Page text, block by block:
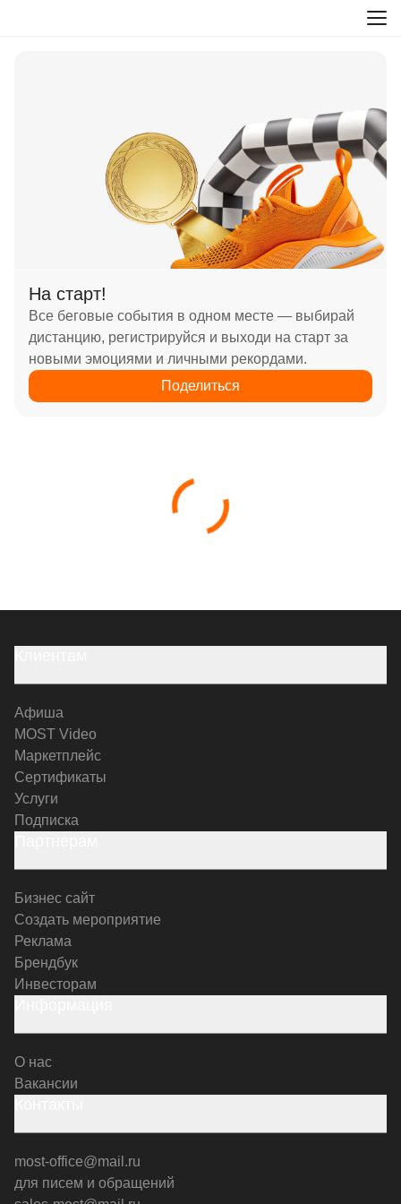
На старт!
Все беговые события в одном месте — выбирай
дистанцию, регистрируйся и выходи на старт за
новыми эмоциями и личными рекордами.
Поделиться
Афиша
MOST Video
Маркетплейс
Сертификаты
Услуги
Подписка
Бизнес сайт
Создать мероприятие
Реклама
Брендбук
Инвесторам
О нас
Вакансии
most-office@mail.ru
для писем и обращений